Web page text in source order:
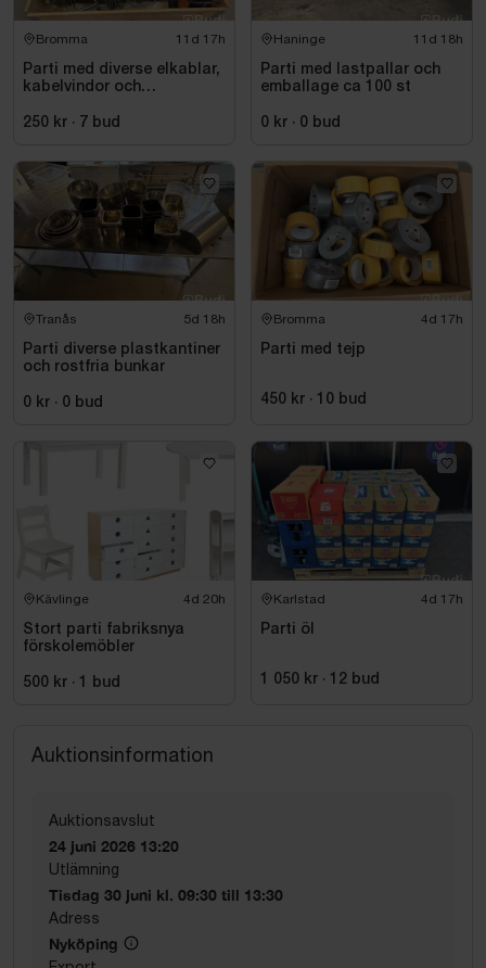
Bromma 11d 17h
Parti med diverse elkablar,
kabelvindor och
250 kr · 7 bud
Haninge 11d 18h
Parti med lastpallar och
emballage ca 100 st
0 kr · 0 bud
Tranås 5d 18h
Parti diverse plastkantiner
och rostfria bunkar
0 kr · 0 bud
Bromma 4d 17h
Parti med tejp
450 kr · 10 bud
Kävlinge 4d 20h
Stort parti fabriksnya
förskolemöbler
500 kr · 1 bud
Karlstad 4d 17h
Parti öl
1 050 kr · 12 bud
Auktionsinformation
Auktionsavslut
24 juni 2026 13:20
Utlämning
Tisdag 30 juni kl. 09:30 till 13:30
Adress
Nyköping